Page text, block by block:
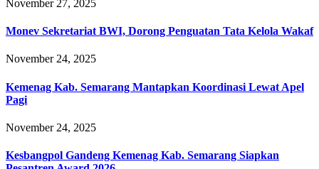
November 27, 2025
Monev Sekretariat BWI, Dorong Penguatan Tata Kelola Wakaf
November 24, 2025
Kemenag Kab. Semarang Mantapkan Koordinasi Lewat Apel
Pagi
November 24, 2025
Kesbangpol Gandeng Kemenag Kab. Semarang Siapkan